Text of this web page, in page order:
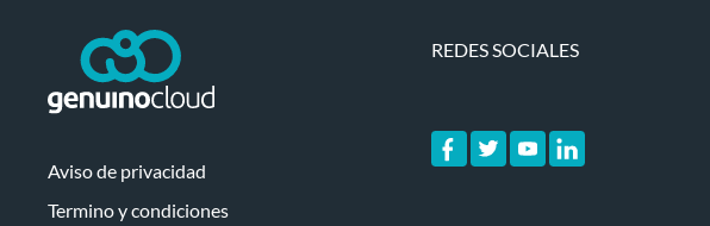
Aviso de privacidad
Termino y condiciones
REDES SOCIALES